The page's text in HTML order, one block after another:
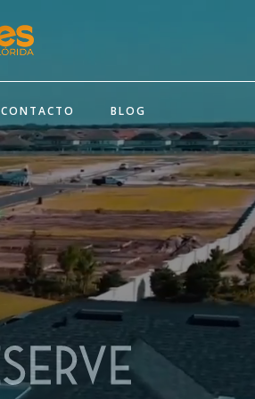
CONTACTO BLOG